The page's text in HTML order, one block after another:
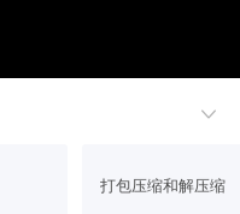

打包压缩和解压缩